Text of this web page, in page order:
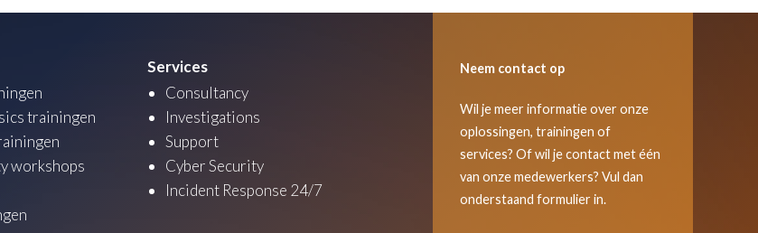
trainingen
workshops
Services
Consultancy
Investigations
Support
Cyber Security
Incident Response 24/7
Neem contact op
Wil je meer informatie over onze
oplossingen, trainingen of
services? Of wil je contact met één
van onze medewerkers? Vul dan
onderstaand formulier in.